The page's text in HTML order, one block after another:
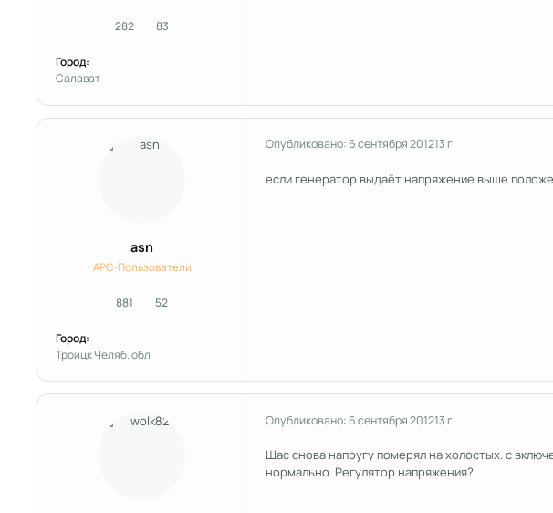
282сообщения
83Репутация
Город:
Салават
asn
APC-Пользователи
881сообщения
52Репутация
Город:
Троицк Челяб. обл
Опубликовано: 6 сентября 201213 г
если генератор выдаёт напряжение выше
Опубликовано: 6 сентября 201213 г
Щас снова напругу померял на холостых. с
нормально. Регулятор напряжения?